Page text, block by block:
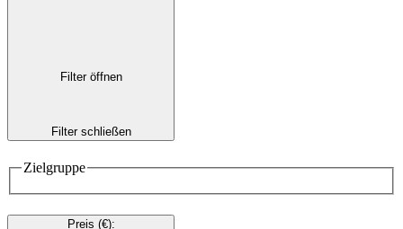
Filter öffnen
Filter schließen
Zielgruppe
Preis (€):